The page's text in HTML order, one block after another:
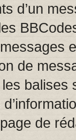
d’un
de
de